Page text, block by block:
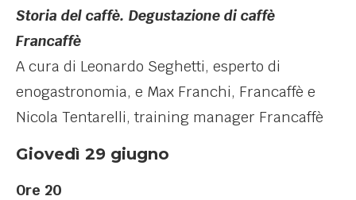
Storia del caffè. Degustazione di caffè
Francaffè
A cura di Leonardo Seghetti, esperto di
enogastronomia, e Max Franchi, Francaffè e
Nicola Tentarelli, training manager Francaffè
Giovedì 29 giugno
Ore 20